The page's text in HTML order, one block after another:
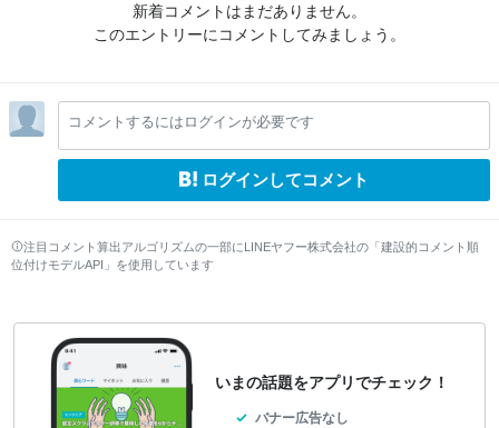
新着コメントはまだありません。
このエントリーにコメントしてみましょう。
コメントするにはログインが必要です
ログインしてコメント
注目コメント算出アルゴリズムの一部にLINEヤフー株式会社の「建設的コメント順
位付けモデルAPI」を使用しています
いまの話題をアプリでチェック！
バナー広告なし